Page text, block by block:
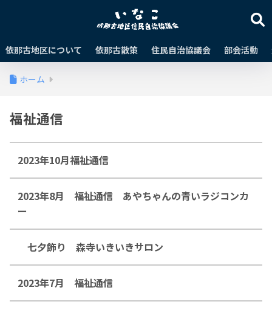
依那古地区について 依那古散策 住民自治協議会 部会活動
ホーム
福祉通信
2023年10月福祉通信
2023年8月 福祉通信 あやちゃんの青いラジコンカ
ー
七夕飾り 森寺いきいきサロン
2023年7月 福祉通信